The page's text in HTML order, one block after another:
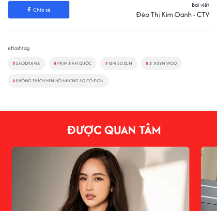
Chia sẻ
Bài viết
Đèo Thị Kim Oanh - CTV
#Hashtag
#SAODRAMA # PHIM HÀN QUỐC # KIM SO EUN # JI HUYN WOO
# KHÔNG THÍCH HẸN HÒ NHƯNG SỢ CÔ ĐƠN
ĐƯỢC QUAN TÂM